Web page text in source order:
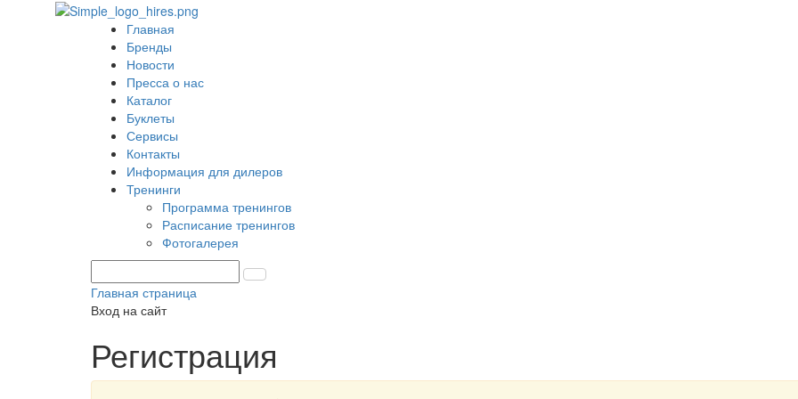
Главная
Бренды
Новости
Пресса о нас
Каталог
Буклеты
Сервисы
Контакты
Информация для дилеров
Тренинги
Программа тренингов
Расписание тренингов
Фотогалерея
Главная страница
Вход на сайт
Регистрация